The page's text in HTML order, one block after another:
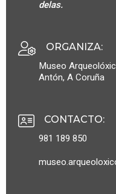
delas.
ORGANIZA:
Museo
Antón, A Coruña
CONTACTO:
981 189 850